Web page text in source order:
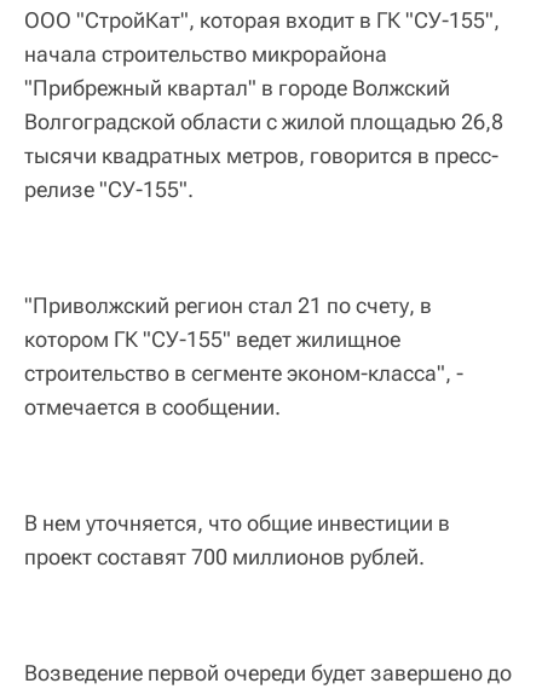
ООО "СтройКат", которая входит в ГК "СУ-155",
начала строительство микрорайона
"Прибрежный квартал" в городе Волжский
Волгоградской области с жилой площадью 26,8
тысячи квадратных метров, говорится в пресс-
релизе "СУ-155".
"Приволжский регион стал 21 по счету, в
котором ГК "СУ-155" ведет жилищное
строительство в сегменте эконом-класса", -
отмечается в сообщении.
В нем уточняется, что общие инвестиции в
проект составят 700 миллионов рублей.
Возведение первой очереди будет завершено до